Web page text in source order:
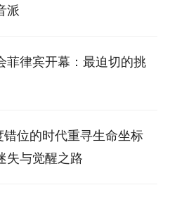
派
菲律宾开幕：最迫切的挑
位的时代重寻生命坐标
与觉醒之路